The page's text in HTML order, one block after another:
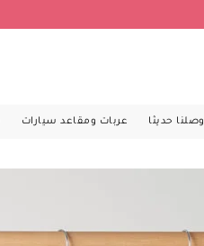
وصلنا حديثا عربات ومقاعد سيارات